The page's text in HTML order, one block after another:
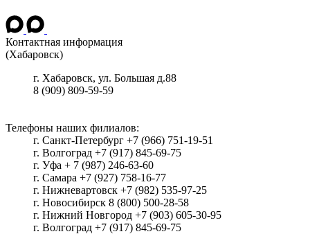
Контактная информация
(Хабаровск)
г. Хабаровск, ул. Большая д.88
8 (909) 809-59-59
Телефоны наших филиалов:
г. Санкт-Петербург +7 (966) 751-19-51
г. Волгоград +7 (917) 845-69-75
г. Уфа + 7 (987) 246-63-60
г. Самара +7 (927) 758-16-77
г. Нижневартовск +7 (982) 535-97-25
г. Новосибирск 8 (800) 500-28-58
г. Нижний Новгород +7 (903) 605-30-95
г. Волгоград +7 (917) 845-69-75